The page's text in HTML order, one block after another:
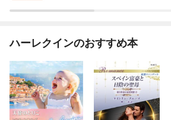
ハーレクインのおすすめ本